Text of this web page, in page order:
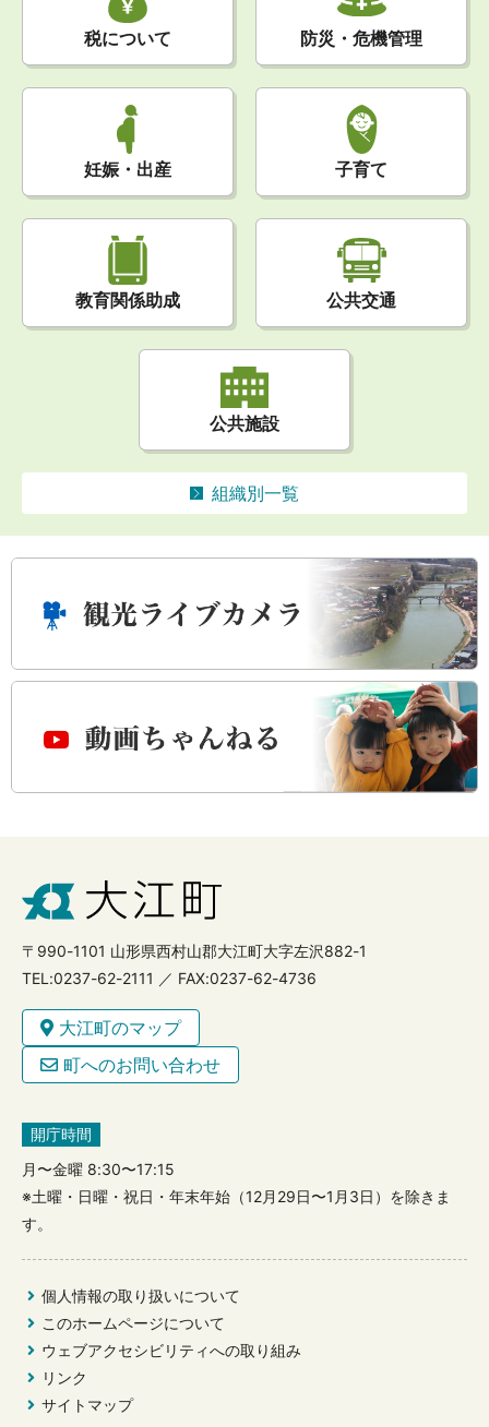
税について 防災・危機管理
妊娠・出産 子育て
教育関係助成 公共交通
公共施設
組織別一覧
〒990-1101 山形県西村山郡大江町大字左沢882-1
TEL:0237-62-2111 ／ FAX:0237-62-4736
大江町のマップ
町へのお問い合わせ
開庁時間
月〜金曜 8:30〜17:15
※土曜・日曜・祝日・年末年始（12月29日〜1月3日）を除きま
す。
個人情報の取り扱いについて
このホームページについて
ウェブアクセシビリティへの取り組み
リンク
サイトマップ